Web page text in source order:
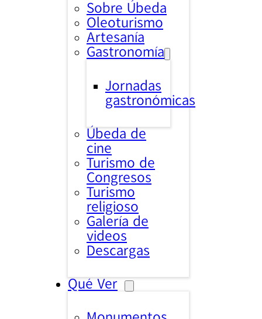
Sobre Úbeda
Oleoturismo
Artesanía
Gastronomía
Jornadas
gastronómicas
Úbeda de
cine
Turismo de
Congresos
Turismo
religioso
Galería de
videos
Descargas
Qué Ver